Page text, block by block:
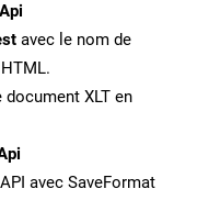
avec le nom de
XLT en
avec SaveFormat